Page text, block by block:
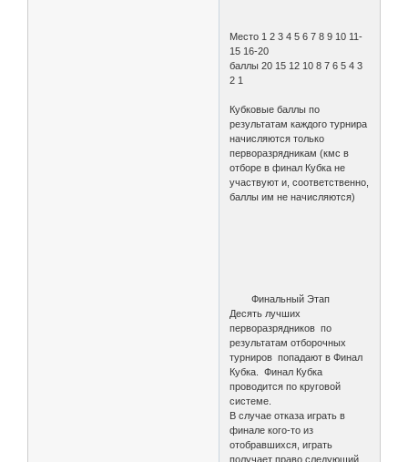
Место 1 2 3 4 5 6 7 8 9 10 11-
15 16-20
баллы 20 15 12 10 8 7 6 5 4 3
2 1
Кубковые баллы по
результатам каждого турнира
начисляются только
перворазрядникам (кмс в
отборе в финал Кубка не
участвуют и, соответственно,
баллы им не начисляются)
Финальный Этап
Десять лучших
перворазрядников по
результатам отборочных
турниров попадают в Финал
Кубка. Финал Кубка
проводится по круговой
системе.
В случае отказа играть в
финале кого-то из
отобравшихся, играть
получает право следующий